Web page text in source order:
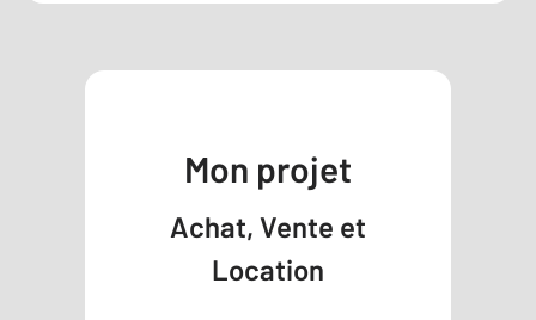
Mon projet
Achat, Vente et
Location